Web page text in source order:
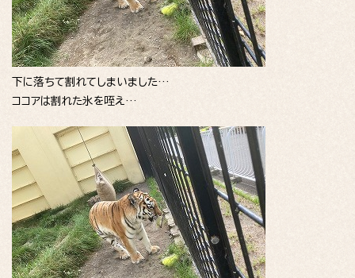
下に落ちて割れてしまいました…
ココアは割れた氷を咥え…